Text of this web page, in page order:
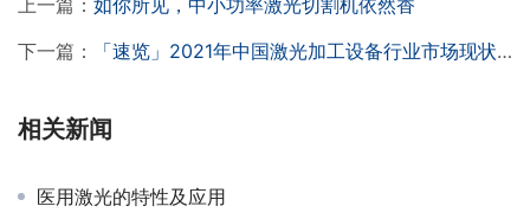
上一篇： 如你所见，中小功率激光切割机依然香
下一篇：
「速览」2021年中国激光加工设备行业市场现状及前景分析「图」
相关新闻
医用激光的特性及应用